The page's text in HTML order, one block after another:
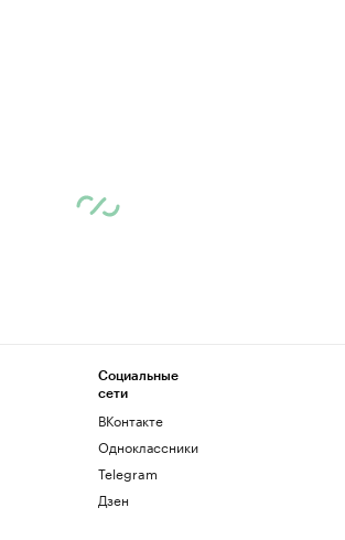
Социальные
сети
ВКонтакте
Одноклассники
Telegram
Дзен